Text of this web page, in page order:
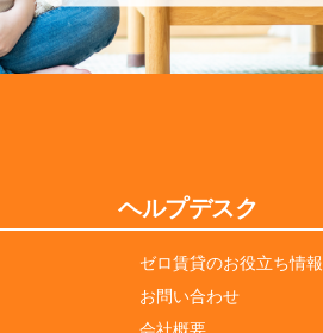
ヘルプデスク
ゼロ賃貸のお役立ち情報
お問い合わせ